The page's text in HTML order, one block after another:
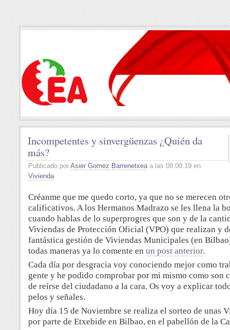
Incompetentes y sinvergüenzas ¿Quién da
más?
Publicado por Asier Gomez Barrenetxeaa las 08:00:19 en
Vivienda
Créanme que me quedo corto, ya que no se merecen
calificativos. A los Hermanos Madrazo se les llena la
cuando hablas de lo superprogres que son y de la
Viviendas de Protección Oficial (VPO) que realizan y
fantástica gestión de Viviendas Municipales (en
todas maneras ya lo comente en un post anterior.
Cada día por desgracia voy conociendo mejor como
gente y he podido comprobar por mi mismo como son
de reírse del ciudadano a la cara. Os voy a explicar
pelos y señales.
Hoy día 15 de Noviembre se realiza el sorteo de unas
por parte de Etxebide en Bilbao, en el pabellón de la